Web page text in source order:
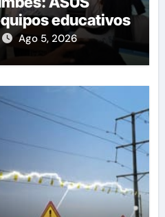
educativos
Ago 5, 2026